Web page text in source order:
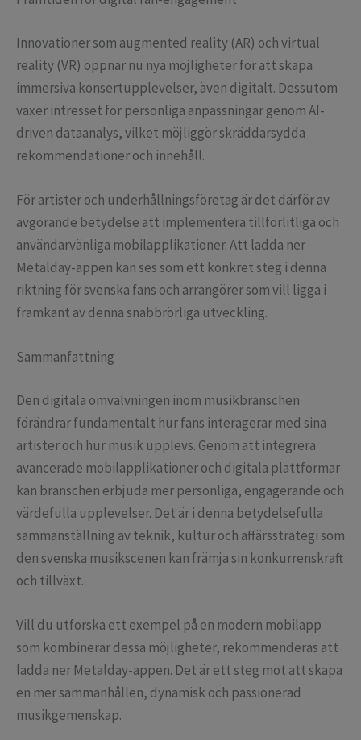
Innovationer som augmented reality (AR) och virtual
reality (VR) öppnar nu nya möjligheter för att skapa
immersiva konsertupplevelser, även digitalt. Dessutom
växer intresset för personliga anpassningar genom AI-
driven dataanalys, vilket möjliggör skräddarsydda
rekommendationer och innehåll.
För artister och underhållningsföretag är det därför av
avgörande betydelse att implementera tillförlitliga och
användarvänliga mobilapplikationer. Att ladda ner
Metalday-appen kan ses som ett konkret steg i denna
riktning för svenska fans och arrangörer som vill ligga i
framkant av denna snabbrörliga utveckling.
Sammanfattning
Den digitala omvälvningen inom musikbranschen
förändrar fundamentalt hur fans interagerar med sina
artister och hur musik upplevs. Genom att integrera
avancerade mobilapplikationer och digitala plattformar
kan branschen erbjuda mer personliga, engagerande och
värdefulla upplevelser. Det är i denna betydelsefulla
sammanställning av teknik, kultur och affärsstrategi som
den svenska musikscenen kan främja sin konkurrenskraft
och tillväxt.
Vill du utforska ett exempel på en modern mobilapp
som kombinerar dessa möjligheter, rekommenderas att
ladda ner Metalday-appen. Det är ett steg mot att skapa
en mer sammanhållen, dynamisk och passionerad
musikgemenskap.